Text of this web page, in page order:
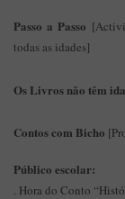
Passo a Passo
todas as idades]
Os Livros não têm
Contos com Bicho
Público escolar:
. Hora do Conto